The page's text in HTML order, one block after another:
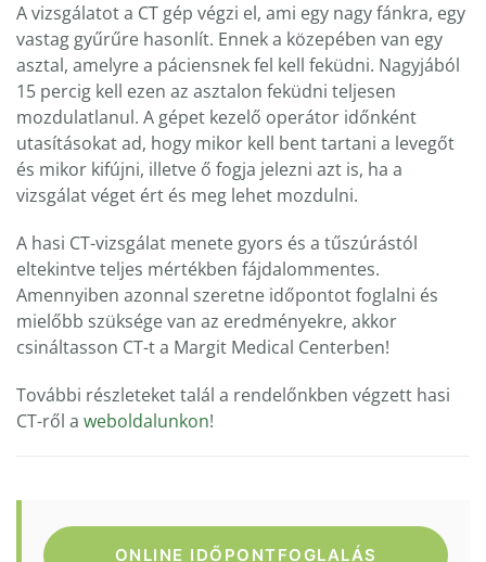
A vizsgálatot a CT gép végzi el, ami egy nagy fánkra, egy
vastag gyűrűre hasonlít. Ennek a közepében van egy
asztal, amelyre a páciensnek fel kell feküdni. Nagyjából
15 percig kell ezen az asztalon feküdni teljesen
mozdulatlanul. A gépet kezelő operátor időnként
utasításokat ad, hogy mikor kell bent tartani a levegőt
és mikor kifújni, illetve ő fogja jelezni azt is, ha a
vizsgálat véget ért és meg lehet mozdulni.
A hasi CT-vizsgálat menete gyors és a tűszúrástól
eltekintve teljes mértékben fájdalommentes.
Amennyiben azonnal szeretne időpontot foglalni és
mielőbb szüksége van az eredményekre, akkor
csináltasson CT-t a Margit Medical Centerben!
További részleteket talál a rendelőnkben végzett hasi
CT-ről a weboldalunkon!
ONLINE IDŐPONTFOGLALÁS